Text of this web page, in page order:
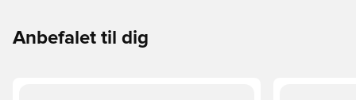
Anbefalet til dig